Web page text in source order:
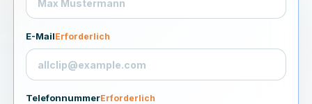
E-MailErforderlich
TelefonnummerErforderlich